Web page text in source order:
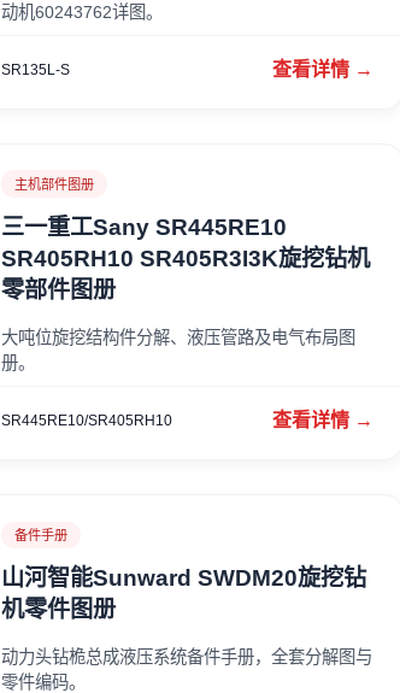
动机60243762详图。
SR135L-S 查看详情 →
主机部件图册
三一重工Sany SR445RE10
SR405RH10 SR405R3I3K旋挖钻机
零部件图册
大吨位旋挖结构件分解、液压管路及电气布局图
册。
SR445RE10/SR405RH10 查看详情 →
备件手册
山河智能Sunward SWDM20旋挖钻
机零件图册
动力头钻桅总成液压系统备件手册，全套分解图与
零件编码。